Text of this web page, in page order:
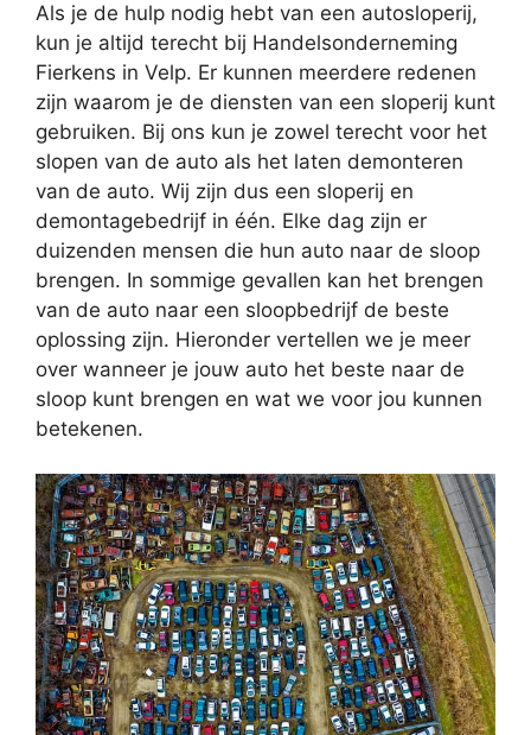
Als je de hulp nodig hebt van een autosloperij,
kun je altijd terecht bij Handelsonderneming
Fierkens in Velp. Er kunnen meerdere redenen
zijn waarom je de diensten van een sloperij kunt
gebruiken. Bij ons kun je zowel terecht voor het
slopen van de auto als het laten demonteren
van de auto. Wij zijn dus een sloperij en
demontagebedrijf in één. Elke dag zijn er
duizenden mensen die hun auto naar de sloop
brengen. In sommige gevallen kan het brengen
van de auto naar een sloopbedrijf de beste
oplossing zijn. Hieronder vertellen we je meer
over wanneer je jouw auto het beste naar de
sloop kunt brengen en wat we voor jou kunnen
betekenen.